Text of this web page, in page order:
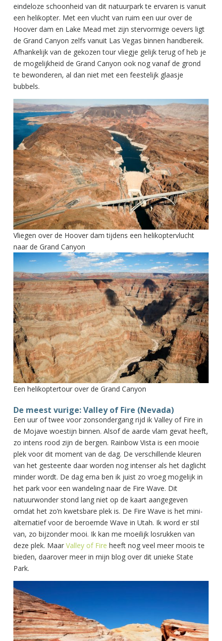
eindeloze schoonheid van dit natuurpark te ervaren is vanuit
een helikopter. Met een vlucht van ruim een uur over de
Hoover dam en Lake Mead met zijn stervormige oevers ligt
de Grand Canyon zelfs vanuit Las Vegas binnen handbereik.
Afhankelijk van de gekozen tour vliegje gelijk terug of heb je
de mogelijkheid de Grand Canyon ook nog vanaf de grond
te bewonderen, al dan niet met een feestelijk glaasje
bubbels.
Vliegen over de Hoover dam tijdens een helikoptervlucht
naar de Grand Canyon
Een helikoptertour over de Grand Canyon
De meest vurige: Valley of Fire (Nevada)
Een uur of twee voor zonsondergang rijd ik Valley of Fire in
de Mojave woestijn binnen. Alsof de aarde vlam gevat heeft,
zo intens rood zijn de bergen. Rainbow Vista is een mooie
plek voor dit moment van de dag. De verschillende kleuren
van het gesteente daar worden nog intenser als het daglicht
minder wordt. De dag erna ben ik juist zo vroeg mogelijk in
het park voor een wandeling naar de Fire Wave. Dit
natuurwonder stond lang niet op de kaart aangegeven
omdat het zo’n kwetsbare plek is. De Fire Wave is het mini-
alternatief voor de beroemde Wave in Utah. Ik word er stil
van, zo bijzonder mooi. Ik kan me moeilijk losrukken van
deze plek. Maar Valley of Fire heeft nog veel meer moois te
bieden, daarover meer in mijn blog over dit unieke State
Park.